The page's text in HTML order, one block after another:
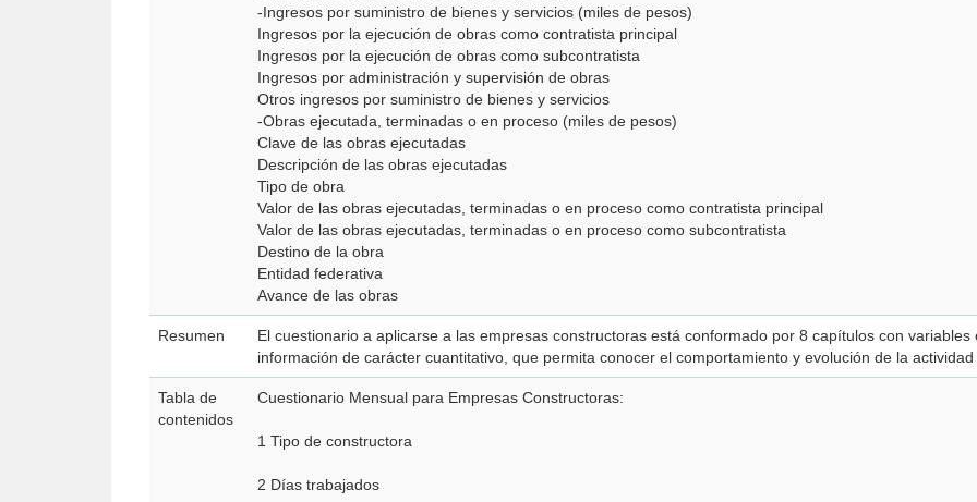
-Ingresos por suministro de bienes y servicios (miles de pesos)
Ingresos por la ejecución de obras como contratista principal
Ingresos por la ejecución de obras como subcontratista
Ingresos por administración y supervisión de obras
Otros ingresos por suministro de bienes y servicios
-Obras ejecutada, terminadas o en proceso (miles de pesos)
Clave de las obras ejecutadas
Descripción de las obras ejecutadas
Tipo de obra
Valor de las obras ejecutadas, terminadas o en proceso como contratista principal
Valor de las obras ejecutadas, terminadas o en proceso como subcontratista
Destino de la obra
Entidad federativa
Avance de las obras
Resumen
El cuestionario a aplicarse a las empresas constructoras está conformado por 8 capítulos con
información de carácter cuantitativo, que permita conocer el comportamiento y evolución de la
Tabla de
contenidos
Cuestionario Mensual para Empresas Constructoras:
1 Tipo de constructora
2 Días trabajados